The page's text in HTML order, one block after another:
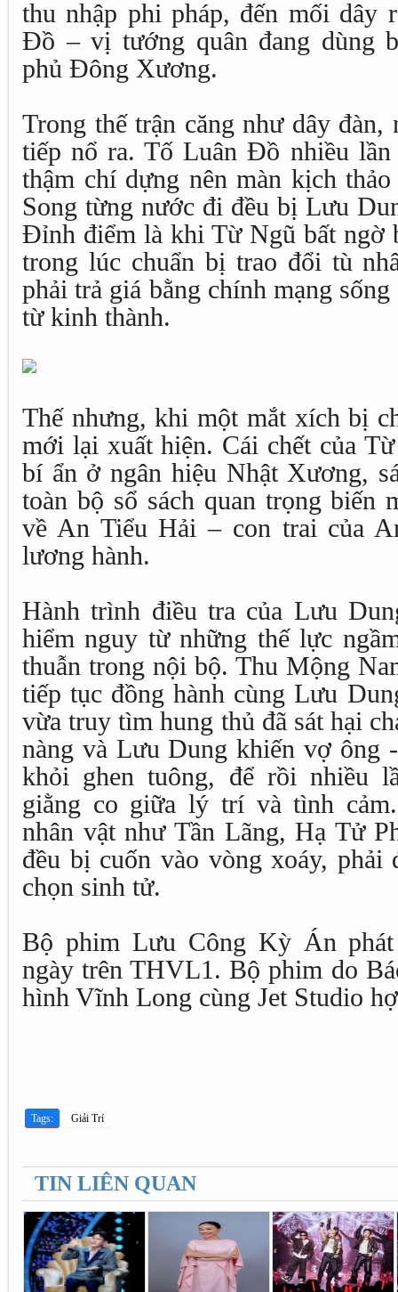
thu nhập phi pháp, đến mối dây
Đồ – vị tướng quân đang dùng
phủ Đông Xương.
Trong thế trận căng như dây
tiếp nổ ra. Tố Luân Đồ nhiều
thậm chí dựng nên màn kịch
Song từng nước đi đều bị Lưu
Đỉnh điểm là khi Từ Ngũ bất ngờ
trong lúc chuẩn bị trao đổi tù
phải trả giá bằng chính mạng
từ kinh thành.
Thế nhưng, khi một mắt xích bị
mới lại xuất hiện. Cái chết của
bí ẩn ở ngân hiệu Nhật Xương,
toàn bộ sổ sách quan trọng biến
về An Tiểu Hải – con trai của
lương hành.
Hành trình điều tra của Lưu
hiểm nguy từ những thế lực
thuẫn trong nội bộ. Thu Mộng
tiếp tục đồng hành cùng Lưu
vừa truy tìm hung thủ đã sát hại
nàng và Lưu Dung khiến vợ ông
khỏi ghen tuông, để rồi nhiều
giằng co giữa lý trí và tình
nhân vật như Tần Lãng, Hạ Tử
đều bị cuốn vào vòng xoáy,
chọn sinh tử.
Bộ phim Lưu Công Kỳ Án phát
ngày trên THVL1. Bộ phim do
hình Vĩnh Long cùng Jet Studio
Tags: Giải Trí
TIN LIÊN QUAN